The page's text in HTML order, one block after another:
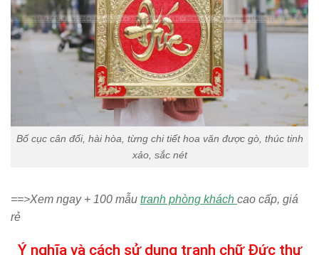
Bố cục cân đối, hài hòa, từng chi tiết hoa văn được gò, thúc tinh
xảo, sắc nét
==>Xem ngay + 100 mẫu tranh phòng khách cao cấp, giá
rẻ
Ý nghĩa và cách sử dụng tranh chữ Đức thư